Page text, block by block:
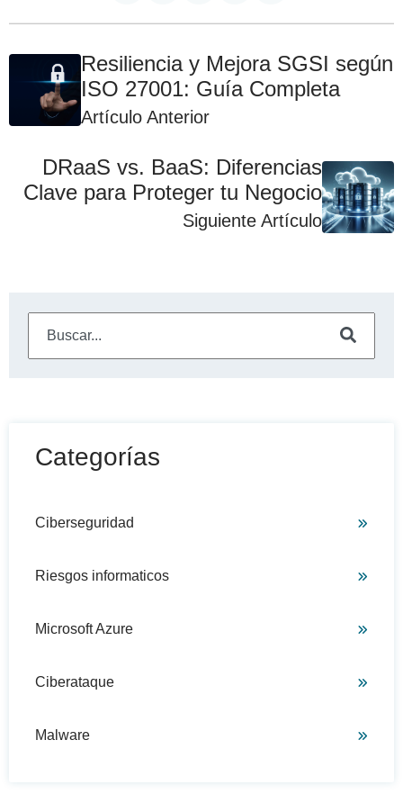
Resiliencia y Mejora SGSI según
ISO 27001: Guía Completa
Artículo Anterior
DRaaS vs. BaaS: Diferencias
Clave para Proteger tu Negocio
Siguiente Artículo
Categorías
Ciberseguridad
Riesgos informaticos
Microsoft Azure
Ciberataque
Malware